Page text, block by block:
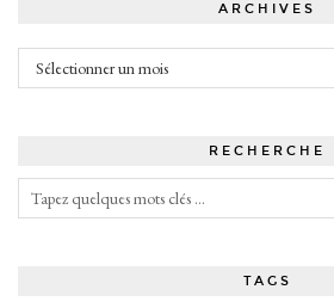
ARCHIVES
Archives
RECHERCHE
TAGS